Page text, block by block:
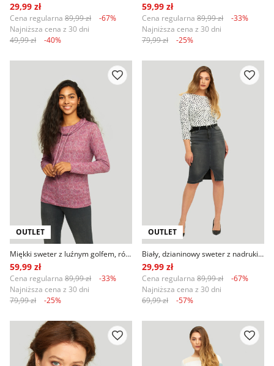
29,99 zł
Cena regularna 89,99 zł
-67%
Najniższa cena z 30 dni
49,99 zł
-40%
59,99 zł
Cena regularna 89,99 zł
-33%
Najniższa cena z 30 dni
79,99 zł
-25%
OUTLET
Miękki sweter z luźnym golfem, różowy
59,99 zł
Cena regularna 89,99 zł
-33%
Najniższa cena z 30 dni
79,99 zł
-25%
OUTLET
Biały, dzianinowy sweter z nadrukiem w groszki
29,99 zł
Cena regularna 89,99 zł
-67%
Najniższa cena z 30 dni
69,99 zł
-57%